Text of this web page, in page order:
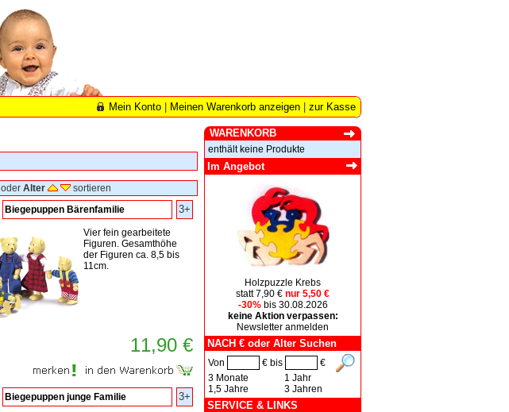
Mein Konto Meinen Warenkorb anzeigen zur Kasse
oder Alter sortieren
Biegepuppen Bärenfamilie 3+
Vier fein gearbeitete
Figuren. Gesamthöhe
der Figuren ca. 8,5 bis
11cm.
11,90 €
Biegepuppen junge Familie 3+
WARENKORB
enthält keine Produkte
Im Angebot
Holzpuzzle Krebs
statt 7,90 € nur 5,50 €
-30%bis 30.08.2026
keine Aktion verpassen:
Newsletter anmelden
NACH € oder Alter Suchen
Von € bis
€
3 Monate
1,5 Jahre
1 Jahr
3 Jahren
SERVICE & LINKS